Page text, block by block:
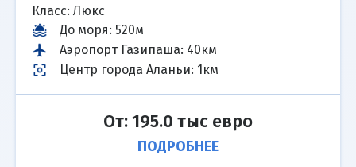
Класс: Люкс
До моря: 520м
Аэропорт Газипаша: 40км
Центр города Аланьи: 1км
От: 195.0 тыс евро
ПОДРОБНЕЕ